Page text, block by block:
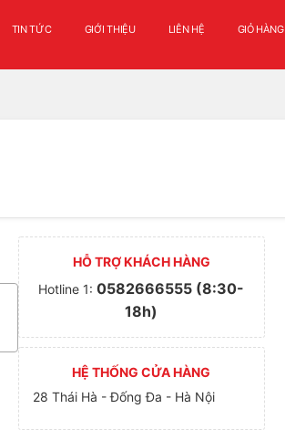
TIN TỨC GIỚI THIỆU LIÊN HỆ GIỎ HÀNG
HỖ TRỢ KHÁCH HÀNG
Hotline 1:0582666555 (8:30-
18h)
HỆ THỐNG CỬA HÀNG
28 Thái Hà - Đống Đa - Hà Nội